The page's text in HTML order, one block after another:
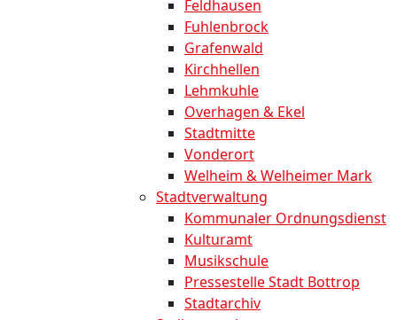
Feldhausen
Fuhlenbrock
Grafenwald
Kirchhellen
Lehmkuhle
Overhagen & Ekel
Stadtmitte
Vonderort
Welheim & Welheimer Mark
Stadtverwaltung
Kommunaler Ordnungsdienst
Kulturamt
Musikschule
Pressestelle Stadt Bottrop
Stadtarchiv